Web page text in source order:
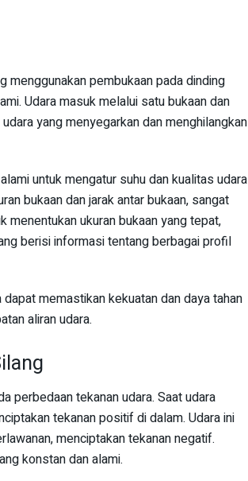
pembukaan pada dinding
Udara masuk melalui satu bukaan dan
yang menyegarkan dan menghilangkan
untuk mengatur suhu dan kualitas udara
bukaan dan jarak antar bukaan, sangat
ukuran bukaan yang tepat,
berisi informasi tentang berbagai profil
memastikan kekuatan dan daya tahan
aliran udara.
perbedaan tekanan udara. Saat udara
tekanan positif di dalam. Udara ini
menciptakan tekanan negatif.
konstan dan alami.